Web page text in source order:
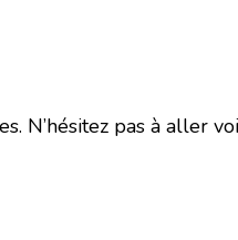
N’hésitez pas à aller